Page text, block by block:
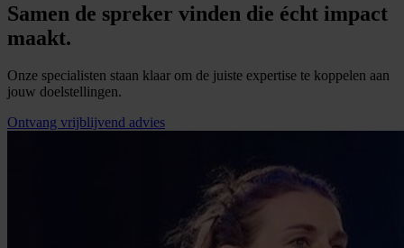
Samen de spreker vinden die écht impact
maakt.
Onze specialisten staan klaar om de juiste expertise te koppelen aan
jouw doelstellingen.
Ontvang vrijblijvend advies